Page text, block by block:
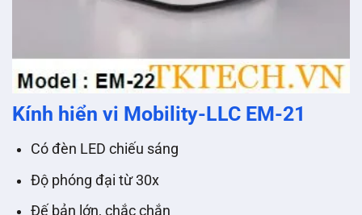
Kính hiển vi Mobility-LLC EM-21
Có đèn LED chiếu sáng
Độ phóng đại từ 30x
Đế bản lớn, chắc chắn